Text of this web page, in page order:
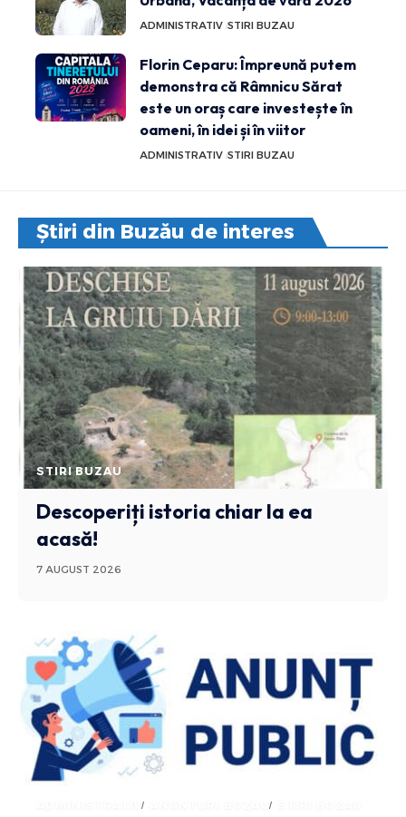
ADMINISTRATIV STIRI BUZAU
Florin Ceparu: Împreună putem
demonstra că Râmnicu Sărat
este un oraș care investește în
oameni, în idei și în viitor
ADMINISTRATIV STIRI BUZAU
Știri din Buzău de interes
STIRI BUZAU
Descoperiți istoria chiar la ea
acasă!
7 AUGUST 2026
ADMINISTRATIV ANUNTURI BUZAU